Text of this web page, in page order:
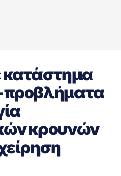
κατάστημα
προβλήματα
κρουνών